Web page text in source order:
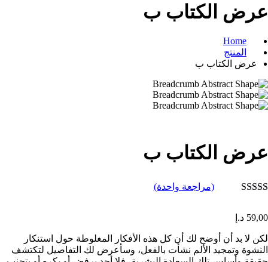
عرض الكتاب ب
Home
المنتج
عرض الكتاب ب
عرض الكتاب ب
بناءً على
واحد
(مراجعة واحدة)
59,00 د.إ
لكن لا بد أن أوضح لك أن كل هذه الأفكار المغلوطة حول استنكار
النشوة وتمجيد الألم نشأت بالفعل، وسأعرض لك التفاصيل لتكتشف